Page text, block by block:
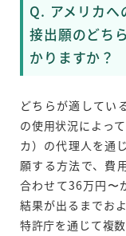
Q. アメリカへ
接出願のどち
かりますか？
どちらが適してい
の使用状況によって
カ）の代理人を通
願する方法で、費
合わせて36万円〜
結果が出るまでお
特許庁を通じて複